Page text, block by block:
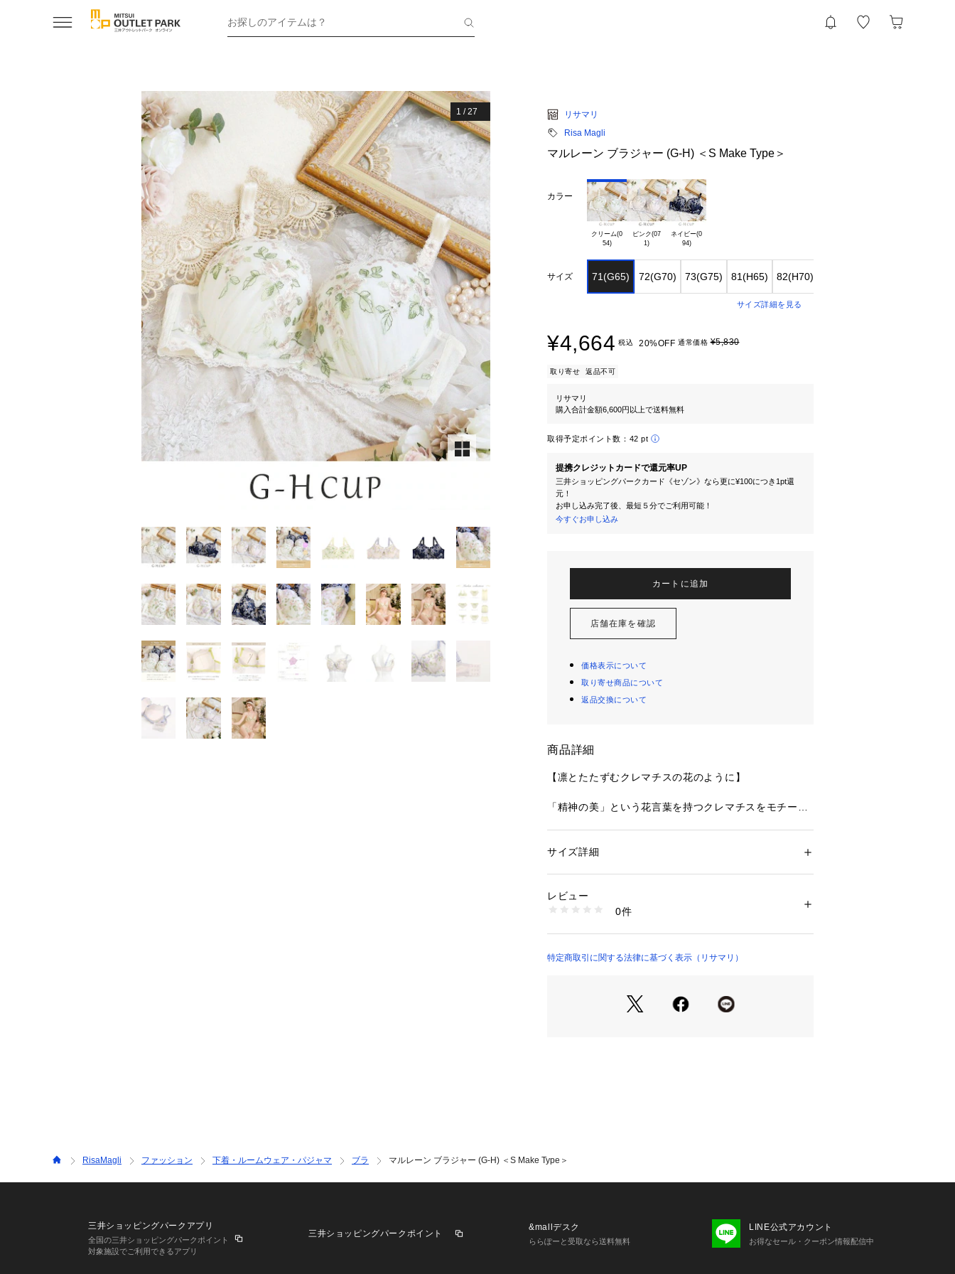
お探しのアイテムは？
1 /27
リサマリ
Risa Magli
マルレーン ブラジャー (G-H) ＜S Make Type＞
カラー
クリーム(0
54)
ピンク(07
ネイビー(0
94)
サイズ 71(G65) 72(G70) 73(G75) 81(H65) 82(H70)
サイズ詳細を見る
¥4,664 税込 20%OFF 通常価格¥5,830
取り寄せ 返品不可
リサマリ
購入合計金額6,600円以上で送料無料
取得予定ポイント数： 42 pt
提携クレジットカードで還元率UP
三井ショッピングパークカード《セゾン》なら更に¥100につき1pt還
元！
お申し込み完了後、最短５分でご利用可能！
今すぐお申し込み
カートに追加
店舗在庫を確認
価格表示について
取り寄せ商品について
返品交換について
商品詳細
【凛とたたずむクレマチスの花のように】
「精神の美」という花言葉を持つクレマチスをモチーフ
て、上品で優雅な女性らしさを演出。花びらとは対照的
は、あえて控えめなディテールでクラシカルな印象を後
押し。ストラップにはお花のアップリケをあしらいまし
日常のふとしたたたずまいも、美しいものへと変えてし
ンドの世界観をお楽しみください。
脇サイドの余分なお肉が気になる方
デコルテラインにボリュームが欲しい方
＜商品仕様＞
・3/4カップ
性別：レディース
生産国：中国製
1095900002542
サイズ詳細
レビュー
0件
特定商取引に関する法律に基づく表示（リサマリ）
RisaMagli ファッション 下着・ルームウェア・パジャマ ブラ マルレーン ブラジャー (G-H) ＜S Make Type＞
三井ショッピングパークアプリ
全国の三井ショッピングパークポイント
対象施設でご利用できるアプリ
三井ショッピングパークポイント
&mallデスク
ららぽーと受取なら送料無料
LINE公式アカウント
お得なセール・クーポン情報配信中